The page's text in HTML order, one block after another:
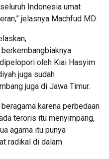
Indonesia umat
jelasnya Machfud MD.
oleh Kiai Hasyim
juga sudah
juga di Jawa Timur.
karena perbedaan
teroris itu menyimpang,
agama itu punya
radikal di dalam